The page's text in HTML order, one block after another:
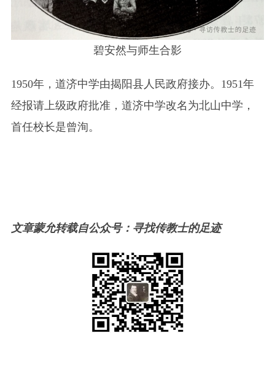
碧安然与师生合影
1950年，道济中学由揭阳县人民政府接办。1951年
经报请上级政府批准，道济中学改名为北山中学，
首任校长是曾洵。
文章蒙允转载自公众号：寻找传教士的足迹